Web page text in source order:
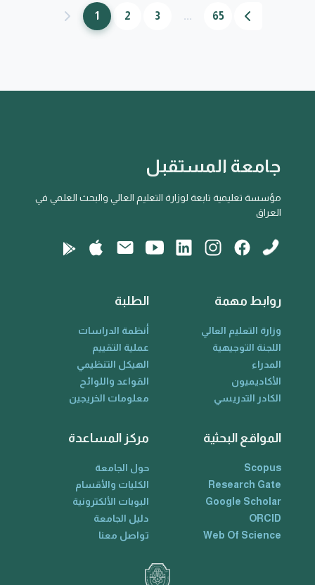
1 2 3 ... 65
جامعة المستقبل
مؤسسة تعليمية تابعة لوزارة التعليم العالي والبحث العلمي في
العراق
روابط مهمة
وزارة التعليم العالي
اللجنة التوجيهية
المدراء
الأكاديميون
الكادر التدريسي
الطلبة
أنظمة الدراسات
عملية التقييم
الهيكل التنظيمي
القواعد واللوائح
معلومات الخريجين
المواقع البحثية
Scopus
Research Gate
Google Scholar
ORCID
Web Of Science
مركز المساعدة
حول الجامعة
الكليات والأقسام
البوبات الألكترونية
دليل الجامعة
تواصل معنا